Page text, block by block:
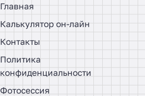
Главная
Калькулятор он-лайн
Контакты
Политика
конфиденциальности
Фотосессия